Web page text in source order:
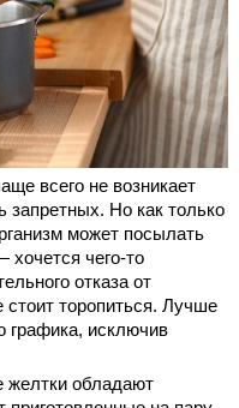
всего не возникает
запретных. Но как только
может посылать
чего-то
отказа от
торопиться. Лучше
графика, исключив
желтки обладают